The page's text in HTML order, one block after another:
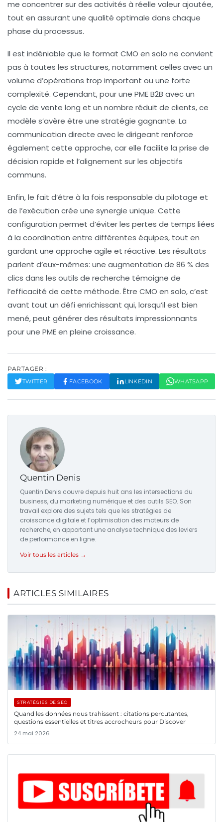
me concentrer sur des activités à réelle valeur ajoutée,
tout en assurant une qualité optimale dans chaque
phase du processus.
Il est indéniable que le format CMO en solo ne convient
pas à toutes les structures, notamment celles avec un
volume d’opérations trop important ou une forte
complexité. Cependant, pour une PME B2B avec un
cycle de vente long et un nombre réduit de clients, ce
modèle s’avère être une stratégie gagnante. La
communication directe avec le dirigeant renforce
également cette approche, car elle facilite la prise de
décision rapide et l’alignement sur les objectifs
communs.
Enfin, le fait d’être à la fois responsable du pilotage et
de l’exécution crée une synergie unique. Cette
configuration permet d’éviter les pertes de temps liées
à la coordination entre différentes équipes, tout en
gardant une approche agile et réactive. Les résultats
parlent d’eux-mêmes: une augmentation de 86 % des
clics dans les outils de recherche témoigne de
l’efficacité de cette méthode. Être CMO en solo, c’est
avant tout un défi enrichissant qui, lorsqu’il est bien
mené, peut générer des résultats impressionnants
pour une PME en pleine croissance.
PARTAGER :
TWITTER FACEBOOK LINKEDIN WHATSAPP
Quentin Denis
Quentin Denis couvre depuis huit ans les intersections du
business, du marketing numérique et des outils SEO. Son
travail explore des sujets tels que les stratégies de
croissance digitale et l’optimisation des moteurs de
recherche, en apportant une analyse technique des leviers
de performance en ligne.
Voir tous les articles →
ARTICLES SIMILAIRES
STRATÉGIES DE SEO
Quand les données nous trahissent : citations percutantes,
questions essentielles et titres accrocheurs pour Discover
24 mai 2026